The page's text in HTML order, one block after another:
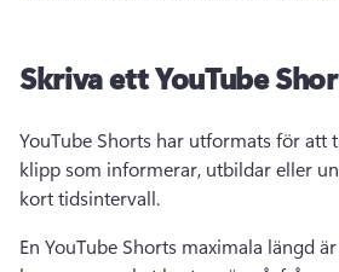
Skriva ett YouTube
YouTube Shorts har utformats för att
klipp som informerar, utbildar eller
kort tidsintervall.
En YouTube Shorts maximala längd